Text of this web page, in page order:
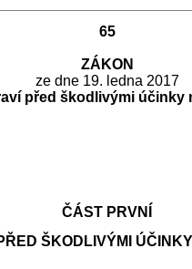
65
ZÁKON
ze dne 19. ledna 2017
před škodlivými účinky
ČÁST PRVNÍ
ŠKODLIVÝMI